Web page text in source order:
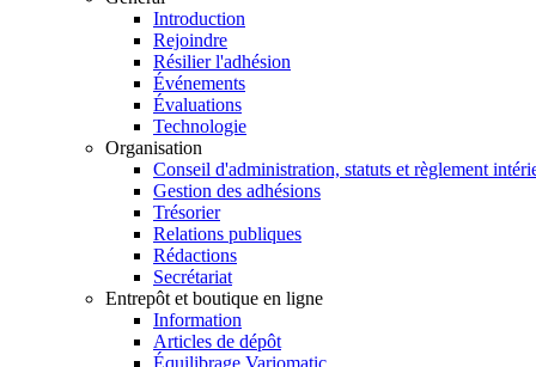
Introduction
Rejoindre
Résilier l'adhésion
Événements
Évaluations
Technologie
Organisation
Conseil d'administration, statuts et règlement
Gestion des adhésions
Trésorier
Relations publiques
Rédactions
Secrétariat
Entrepôt et boutique en ligne
Information
Articles de dépôt
Équilibrage Variomatic